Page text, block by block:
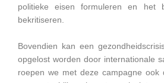
politieke eisen formuleren en het
bekritiseren.
Bovendien kan een
opgelost worden door internationale
roepen we met deze campagne ook